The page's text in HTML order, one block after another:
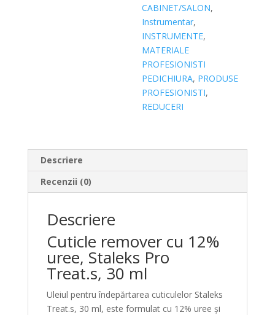
CABINET/SALON,
Instrumentar,
INSTRUMENTE,
MATERIALE
PROFESIONISTI
PEDICHIURA, PRODUSE
PROFESIONISTI,
REDUCERI
Descriere
Recenzii (0)
Descriere
Cuticle remover cu 12%
uree, Staleks Pro
Treat.s, 30 ml
Uleiul pentru îndepărtarea cuticulelor Staleks
Treat.s, 30 ml, este formulat cu 12% uree și